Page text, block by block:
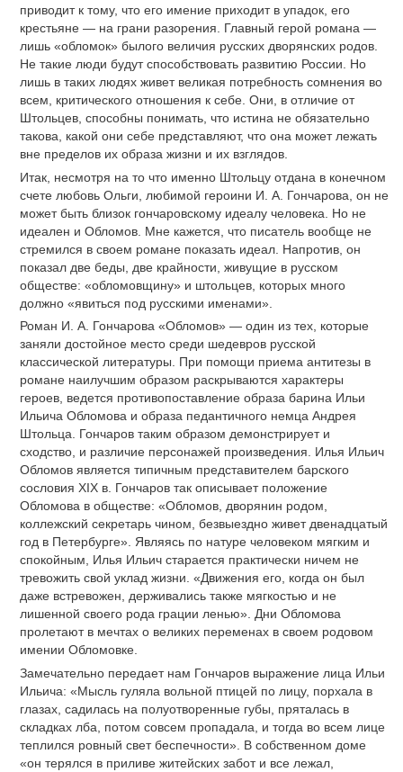
приводит к тому, что его имение приходит в упадок, его
крестьяне — на грани разорения. Главный герой романа —
лишь «обломок» былого величия русских дворянских родов.
Не такие люди будут способствовать развитию России. Но
лишь в таких людях живет великая потребность сомнения во
всем, критического отношения к себе. Они, в отличие от
Штольцев, способны понимать, что истина не обязательно
такова, какой они себе представляют, что она может лежать
вне пределов их образа жизни и их взглядов.
Итак, несмотря на то что именно Штольцу отдана в конечном
счете любовь Ольги, любимой героини И. А. Гончарова, он не
может быть близок гончаровскому идеалу человека. Но не
идеален и Обломов. Мне кажется, что писатель вообще не
стремился в своем романе показать идеал. Напротив, он
показал две беды, две крайности, живущие в русском
обществе: «обломовщину» и штольцев, которых много
должно «явиться под русскими именами».
Роман И. А. Гончарова «Обломов» — один из тех, которые
заняли достойное место среди шедевров русской
классической литературы. При помощи приема антитезы в
романе наилучшим образом раскрываются характеры
героев, ведется противопоставление образа барина Ильи
Ильича Обломова и образа педантичного немца Андрея
Штольца. Гончаров таким образом демонстрирует и
сходство, и различие персонажей произведения. Илья Ильич
Обломов является типичным представителем барского
сословия XIX в. Гончаров так описывает положение
Обломова в обществе: «Обломов, дворянин родом,
коллежский секретарь чином, безвыездно живет двенадцатый
год в Петербурге». Являясь по натуре человеком мягким и
спокойным, Илья Ильич старается практически ничем не
тревожить свой уклад жизни. «Движения его, когда он был
даже встревожен, держивались также мягкостью и не
лишенной своего рода грации ленью». Дни Обломова
пролетают в мечтах о великих переменах в своем родовом
имении Обломовке.
Замечательно передает нам Гончаров выражение лица Ильи
Ильича: «Мысль гуляла вольной птицей по лицу, порхала в
глазах, садилась на полуотворенные губы, пряталась в
складках лба, потом совсем пропадала, и тогда во всем лице
теплился ровный свет беспечности». В собственном доме
«он терялся в приливе житейских забот и все лежал,